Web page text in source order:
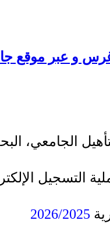
الجامعي،
التسجيل
2026/2025